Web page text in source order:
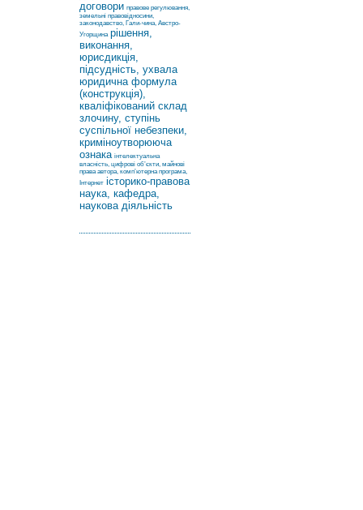
договори правове регулювання,
земельні правовідносини,
законодавство, Гали-чина, Австро-
Угорщина рішення,
виконання,
юрисдикція,
підсудність, ухвала
юридична формула
(конструкція),
кваліфікований склад
злочину, ступінь
суспільної небезпеки,
криміноутворююча
ознака інтелектуальна
власність, цифрові об’єкти, майнові
права автора, комп’ютерна програма,
Інтернет історико-правова
наука, кафедра,
наукова діяльність